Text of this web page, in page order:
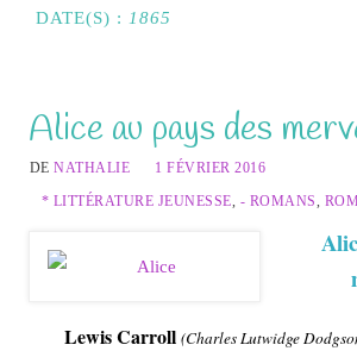
DATE(S) : 1865
Alice au pays des
DENATHALIE
1 FÉVRIER 2016
* LITTÉRATURE JEUNESSE, - ROMANS,
Lewis Carroll (Charles Lutwidge